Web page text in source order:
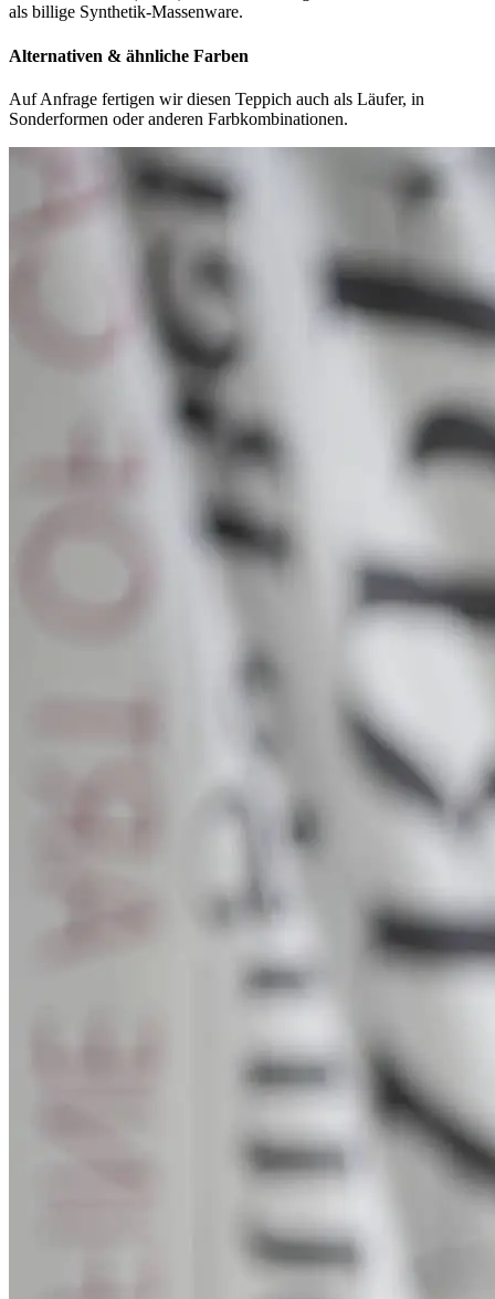
als billige Synthetik-Massenware.
Alternativen & ähnliche Farben
Auf Anfrage fertigen wir diesen Teppich auch als Läufer, in
Sonderformen oder anderen Farbkombinationen.